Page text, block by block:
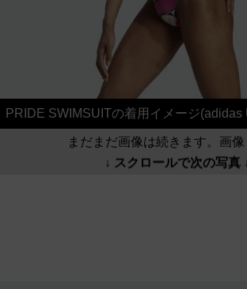
PRIDE SWIMSUITの着用イメージ(adidas
まだまだ画像は続きます。画像
↓ スクロールで次の写真 ↓